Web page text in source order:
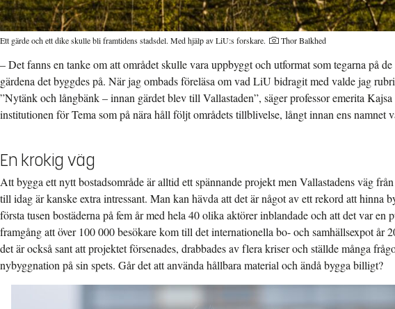
Ett gärde och ett dike skulle bli framtidens stadsdel. Med hjälp av LiU:s forskare. Thor Balkhed
– Det fanns en tanke om att området skulle vara uppbyggt och utformat som tegarna på de
gärdena det byggdes på. När jag ombads föreläsa om vad LiU bidragit med valde jag
”Nytänk och långbänk – innan gärdet blev till Vallastaden”, säger professor emerita
institutionen för Tema som på nära håll följt områdets tillblivelse, långt innan ens namnet
En krokig väg
Att bygga ett nytt bostadsområde är alltid ett spännande projekt men Vallastadens väg
till idag är kanske extra intressant. Man kan hävda att det är något av ett rekord att hinna
första tusen bostäderna på fem år med hela 40 olika aktörer inblandade och att det var en
framgång att över 100 000 besökare kom till det internationella bo- och samhällsexpot år
det är också sant att projektet försenades, drabbades av flera kriser och ställde många
nybyggnation på sin spets. Går det att använda hållbara material och ändå bygga billigt?